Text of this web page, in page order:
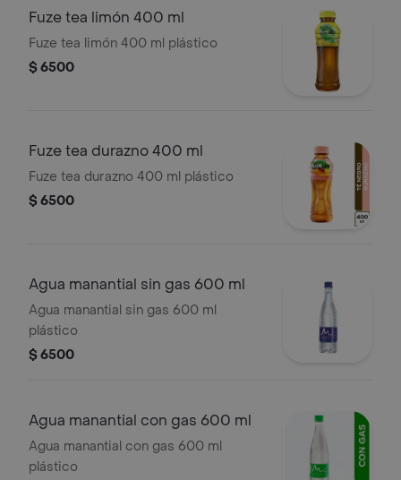
Fuze tea limón 400 ml
Fuze tea limón 400 ml plástico
$ 6500
Fuze tea durazno 400 ml
Fuze tea durazno 400 ml plástico
$ 6500
Agua manantial sin gas 600 ml
Agua manantial sin gas 600 ml
plástico
$ 6500
Agua manantial con gas 600 ml
Agua manantial con gas 600 ml
plástico